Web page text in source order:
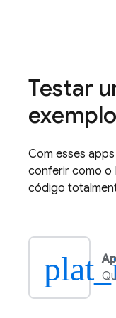
Testar
exemplo
Com esses
conferir como o
código